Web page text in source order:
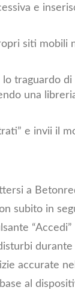
e
siti mobili
traguardo
una
e invii il
a
subito in
durante
accurate
al